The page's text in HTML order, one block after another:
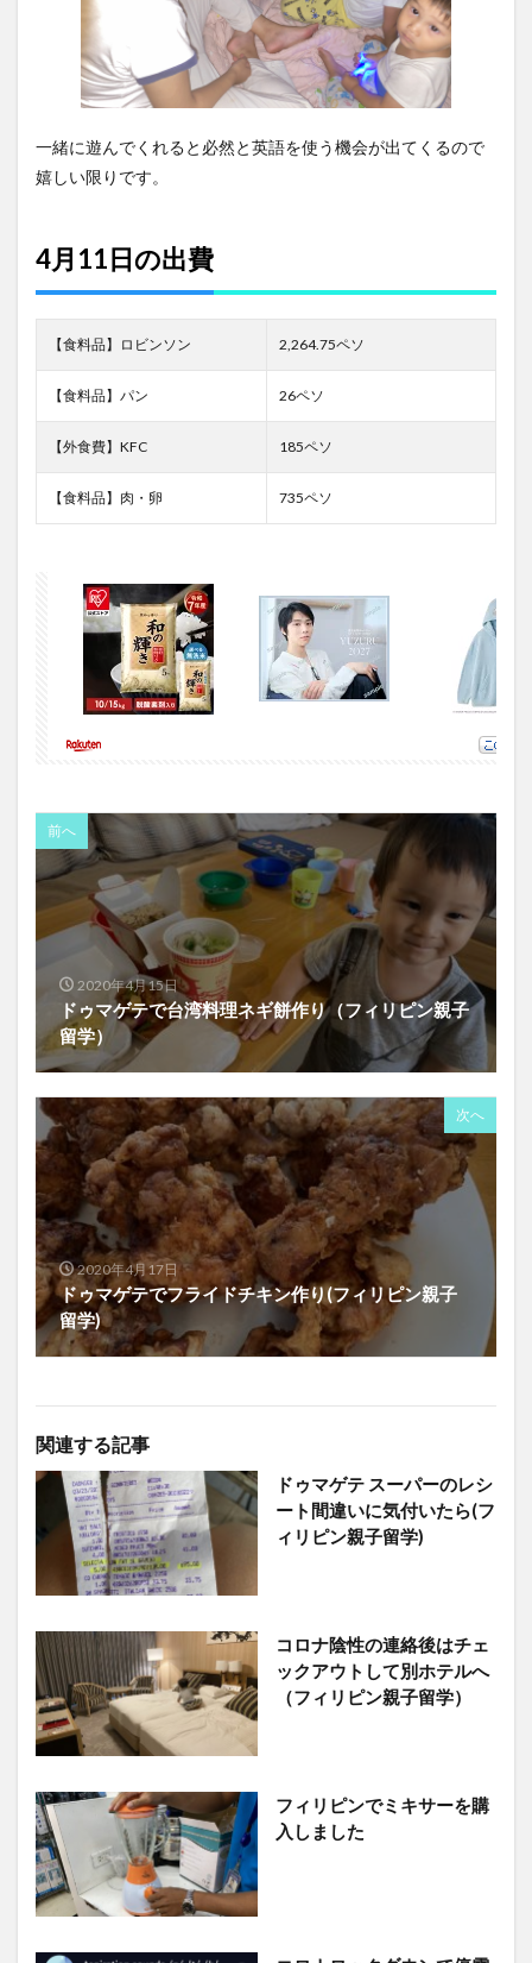
一緒に遊んでくれると必然と英語を使う機会が出てくるので
嬉しい限りです。
4月11日の出費
【食料品】ロビンソン 2,264.75ペソ
【食料品】パン 26ペソ
【外食費】KFC 185ペソ
【食料品】肉・卵 735ペソ
前へ
2020年4月15日
ドゥマゲテで台湾料理ネギ餅作り（フィリピン親子
留学）
次へ
2020年4月17日
ドゥマゲテでフライドチキン作り(フィリピン親子
留学)
関連する記事
ドゥマゲテ スーパーのレシ
ート間違いに気付いたら(フ
ィリピン親子留学)
コロナ陰性の連絡後はチェ
ックアウトして別ホテルへ
（フィリピン親子留学）
フィリピンでミキサーを購
入しました